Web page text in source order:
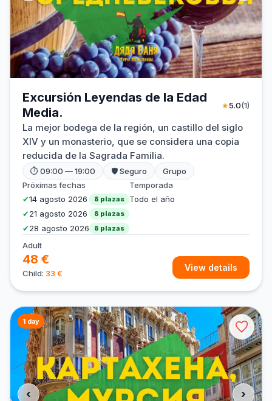
Excursión Leyendas de la Edad
Media.
★5.0(1)
La mejor bodega de la región, un castillo del siglo
XIV y un monasterio, que se considera una copia
reducida de la Sagrada Familia.
⏱ 09:00 — 19:00 🛡 Seguro
Grupo
Próximas fechas
✔14 agosto 2026 8 plazas
✔21 agosto 2026 8 plazas
✔28 agosto 2026 8 plazas
Temporada
Todo el año
Adult
48 €
Child: 33 €
View details
‹ ›
1 day